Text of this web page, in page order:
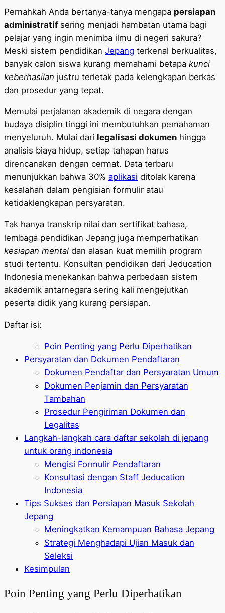
Pernahkah Anda bertanya-tanya mengapa persiapan
administratifsering menjadi hambatan utama bagi
pelajar yang ingin menimba ilmu di negeri sakura?
Meski sistem pendidikan Jepang terkenal berkualitas,
banyak calon siswa kurang memahami betapa kunci
keberhasilan justru terletak pada kelengkapan berkas
dan prosedur yang tepat.
Memulai perjalanan akademik di negara dengan
budaya disiplin tinggi ini membutuhkan pemahaman
menyeluruh. Mulai dari legalisasi dokumen hingga
analisis biaya hidup, setiap tahapan harus
direncanakan dengan cermat. Data terbaru
menunjukkan bahwa 30% aplikasi ditolak karena
kesalahan dalam pengisian formulir atau
ketidaklengkapan persyaratan.
Tak hanya transkrip nilai dan sertifikat bahasa,
lembaga pendidikan Jepang juga memperhatikan
kesiapan mental dan alasan kuat memilih program
studi tertentu. Konsultan pendidikan dari Jeducation
Indonesia menekankan bahwa perbedaan sistem
akademik antarnegara sering kali mengejutkan
peserta didik yang kurang persiapan.
Daftar isi:
Poin Penting yang Perlu Diperhatikan
Persyaratan dan Dokumen Pendaftaran
Dokumen Pendaftar dan Persyaratan Umum
Dokumen Penjamin dan Persyaratan
Tambahan
Prosedur Pengiriman Dokumen dan
Legalitas
Langkah-langkah cara daftar sekolah di jepang
untuk orang indonesia
Mengisi Formulir Pendaftaran
Konsultasi dengan Staff Jeducation
Indonesia
Tips Sukses dan Persiapan Masuk Sekolah
Jepang
Meningkatkan Kemampuan Bahasa Jepang
Strategi Menghadapi Ujian Masuk dan
Seleksi
Kesimpulan
Poin Penting yang Perlu Diperhatikan